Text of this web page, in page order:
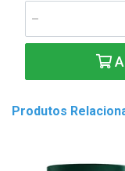
Produtos